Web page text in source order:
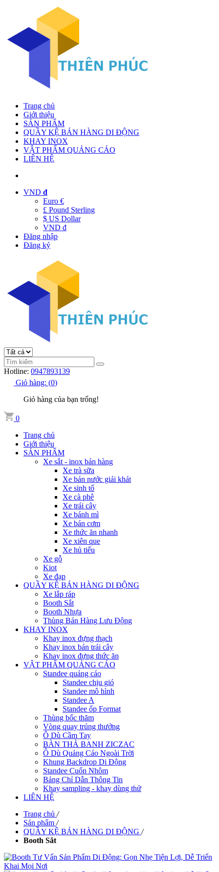
Trang chủ
Giới thiệu
SẢN PHẨM
QUẦY KỆ BÁN HÀNG DI ĐỘNG
KHAY INOX
VẬT PHẨM QUẢNG CÁO
LIÊN HỆ
VND đ
Euro €
£ Pound Sterling
$ US Dollar
VND đ
Đăng nhập
Đăng ký
Hotline: 0947893139
Giỏ hàng: (0)
Giỏ hàng của bạn trống!
0
Trang chủ
Giới thiệu
SẢN PHẨM
Xe sắt - inox bán hàng
Xe trà sữa
Xe bán nước giải khát
Xe sinh tố
Xe cà phê
Xe trái cây
Xe bánh mì
Xe bán cơm
Xe thức ăn nhanh
Xe xiên que
Xe hủ tiếu
Xe gỗ
Kiot
Xe đạp
QUẦY KỆ BÁN HÀNG DI ĐỘNG
Xe lắp ráp
Booth Sắt
Booth Nhựa
Thùng Bán Hàng Lưu Động
KHAY INOX
Khay inox đựng thạch
Khay inox bán trái cây
Khay inox đựng thức ăn
VẬT PHẨM QUẢNG CÁO
Standee quảng cáo
Standee chịu gió
Standee mô hình
Standee A
Standee ốp Format
Thùng bốc thăm
Vòng quay trúng thưởng
Ô Dù Cầm Tay
BÀN THẢ BANH ZICZAC
Ô Dù Quảng Cáo Ngoài Trời
Khung Backdrop Di Động
Standee Cuốn Nhôm
Bảng Chỉ Dẫn Thông Tin
Khay sampling - khay dùng thử
LIÊN HỆ
Trang chủ /
Sản phẩm /
QUẦY KỆ BÁN HÀNG DI ĐỘNG /
Booth Sắt